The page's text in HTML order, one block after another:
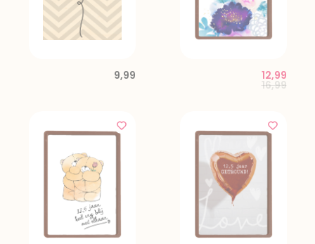
9,99
Price
16,99to
12,99